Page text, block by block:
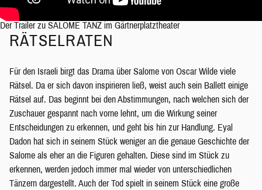
Der Trailer zu SALOME TANZ im Gärtnerplatztheater
RÄTSELRATEN
Für den Israeli birgt das Drama über Salome von Oscar Wilde viele
Rätsel. Da er sich davon inspirieren ließ, weist auch sein Ballett einige
Rätsel auf. Das beginnt bei den Abstimmungen, nach welchen sich der
Zuschauer gespannt nach vorne lehnt, um die Wirkung seiner
Entscheidungen zu erkennen, und geht bis hin zur Handlung. Eyal
Dadon hat sich in seinem Stück weniger an die genaue Geschichte der
Salome als eher an die Figuren gehalten. Diese sind im Stück zu
erkennen, werden jedoch immer mal wieder von unterschiedlichen
Tänzern dargestellt. Auch der Tod spielt in seinem Stück eine große